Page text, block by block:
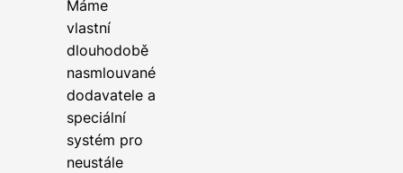
Máme
vlastní
dlouhodobě
nasmlouvané
dodavatele a
speciální
systém pro
neustále